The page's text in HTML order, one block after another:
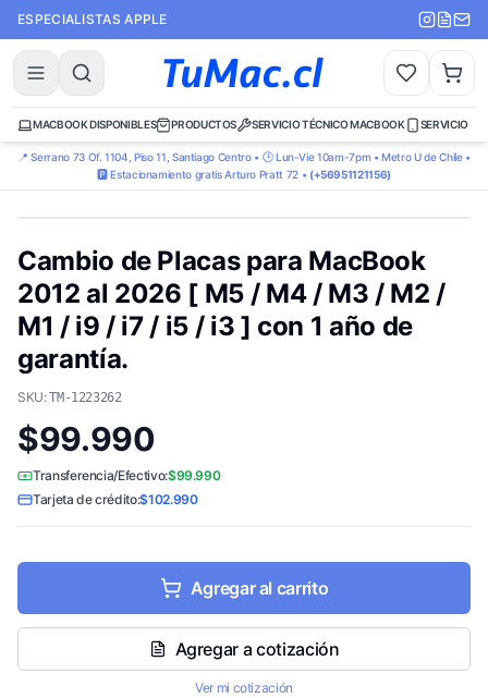
ESPECIALISTAS APPLE
MACBOOK DISPONIBLES PRODUCTOS SERVICIO TÉCNICO MACBOOK SERVICIO
📍 Serrano 73 Of. 1104, Piso 11, Santiago Centro • 🕒 Lun-Vie 10am-7pm • Metro U de Chile •
🅿️ Estacionamiento gratis Arturo Pratt 72 • (+56951121156)
Cambio de Placas para MacBook
2012 al 2026 [ M5 / M4 / M3 / M2 /
M1 / i9 / i7 / i5 / i3 ] con 1 año de
garantía.
SKU:TM-1223262
$99.990
Transferencia/Efectivo:$99.990
Tarjeta de crédito:$102.990
Agregar al carrito
Agregar a cotización
Ver mi cotización